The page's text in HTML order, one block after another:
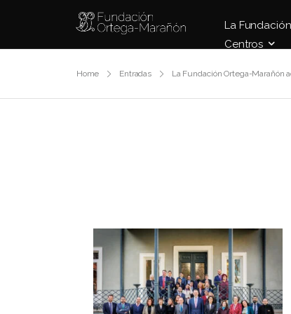
La Fundación
Centros
Home Entradas La Fundación Ortega-Marañón